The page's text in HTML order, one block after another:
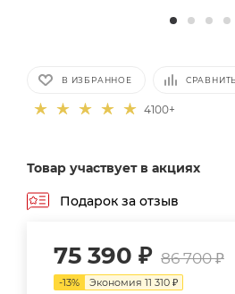
В ИЗБРАННОЕ СРАВНИТЬ
4100+
Товар участвует в акциях
Подарок за отзыв
75 390 ₽ 86 700₽
-13% Экономия 11 310 ₽